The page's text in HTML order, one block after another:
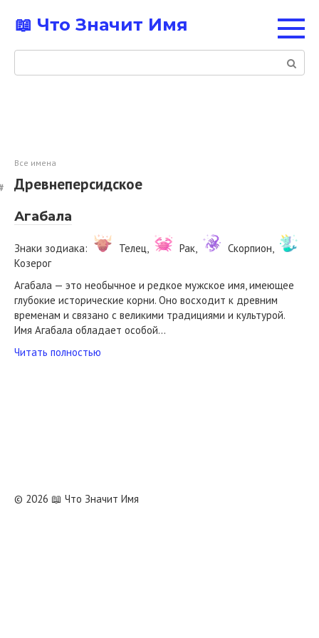
контенту
📖 Что Значит Имя
Поиск:
Все имена
Древнеперсидское
Агабала
Знаки зодиака: Телец, Рак,
Скорпион,
Козерог
Агабала — это необычное и редкое мужское имя, имеющее
глубокие исторические корни. Оно восходит к древним
временам и связано с великими традициями и культурой.
Имя Агабала обладает особой…
Читать полностью
© 2026 📖 Что Значит Имя